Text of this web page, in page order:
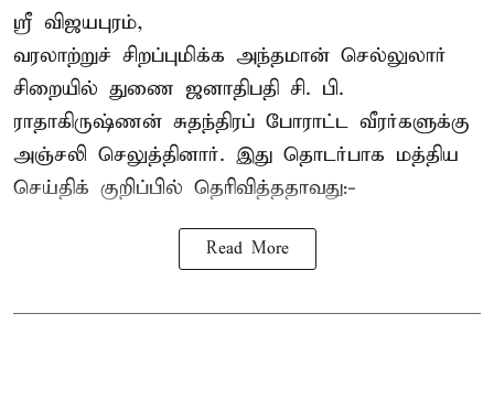
ஸ்ரீ விஜயபுரம்,
வரலாற்றுச் சிறப்புமிக்க அந்தமான் செல்லுலார்
சிறையில் துணை ஜனாதிபதி சி. பி.
ராதாகிருஷ்ணன் சுதந்திரப் போராட்ட வீரர்களுக்கு
அஞ்சலி செலுத்தினார். இது தொடர்பாக மத்திய
செய்திக் குறிப்பில் தெரிவித்ததாவது:-
Read More